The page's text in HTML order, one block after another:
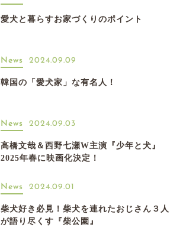
愛犬と暮らすお家づくりのポイント
News 2024.09.09
韓国の「愛犬家」な有名人！
News 2024.09.03
高橋文哉＆西野七瀬W主演『少年と犬』
2025年春に映画化決定！
News 2024.09.01
柴犬好き必見！柴犬を連れたおじさん３人
が語り尽くす『柴公園』